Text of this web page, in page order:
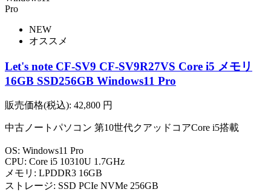
NEW
オススメ
Let's note CF-SV9 CF-SV9R27VS Core i5 メモリ
16GB SSD256GB Windows11 Pro
販売価格(税込): 42,800 円
中古ノートパソコン 第10世代クアッドコアCore i5搭載
OS: Windows11 Pro
CPU: Core i5 10310U 1.7GHz
メモリ: LPDDR3 16GB
ストレージ: SSD PCIe NVMe 256GB